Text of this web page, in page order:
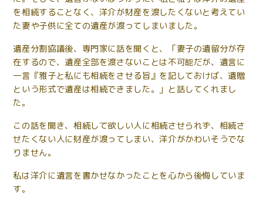
を相続することなく、洋介が財産を渡したくないと考えてい
た妻や子供に全ての遺産が渡ってしまいました。
遺産分割協議後、専門家に話を聞くと、「妻子の遺留分が存
在するので、遺産全部を渡さないことは不可能だが、遺言に
一言『雅子と私にも相続をさせる旨』を記しておけば、遺贈
という形式で遺産は相続できました。」と話してくれまし
た。
この話を聞き、相続して欲しい人に相続させられず、相続さ
せたくない人に財産が渡ってしまい、洋介がかわいそうでな
りません。
私は洋介に遺言を書かせなかったことを心から後悔していま
す。